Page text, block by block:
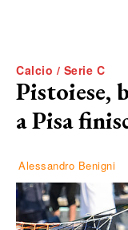
Calcio / Serie C
Pistoiese,
a Pisa
Alessandro Benigni